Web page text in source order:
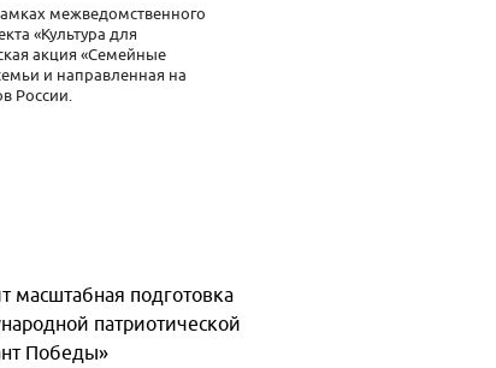
межведомственного
«Культура для
акция «Семейные
и направленная на
России.
масштабная подготовка
патриотической
Победы»